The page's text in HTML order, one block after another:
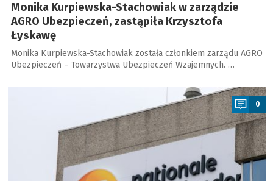
Monika Kurpiewska-Stachowiak w zarządzie
AGRO Ubezpieczeń, zastąpiła Krzysztofa
Łyskawę
Monika Kurpiewska-Stachowiak została członkiem zarządu AGRO
Ubezpieczeń – Towarzystwa Ubezpieczeń Wzajemnych. …
0